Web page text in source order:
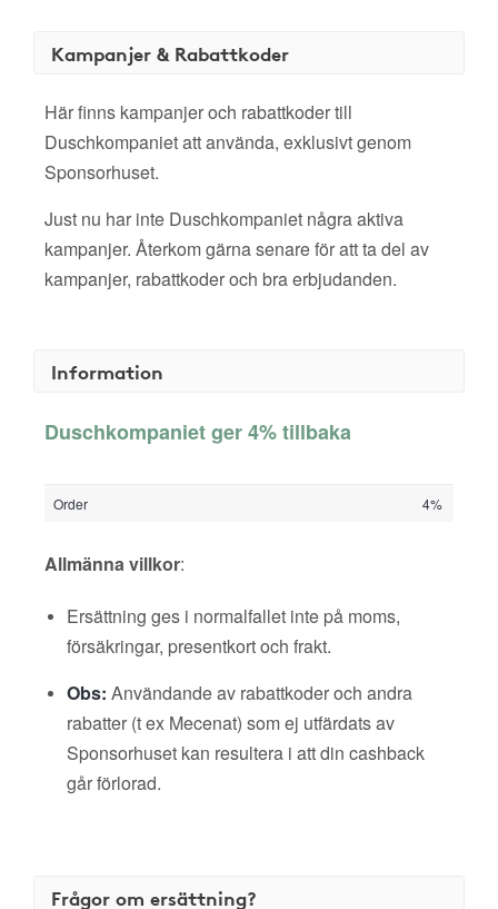
Kampanjer & Rabattkoder
Här finns kampanjer och rabattkoder till
Duschkompaniet att använda, exklusivt genom
Sponsorhuset.
Just nu har inte Duschkompaniet några aktiva
kampanjer. Återkom gärna senare för att ta del av
kampanjer, rabattkoder och bra erbjudanden.
Information
Duschkompaniet ger 4% tillbaka
Order 4%
Allmänna villkor:
Ersättning ges i normalfallet inte på moms,
försäkringar, presentkort och frakt.
Obs: Användande av rabattkoder och andra
rabatter (t ex Mecenat) som ej utfärdats av
Sponsorhuset kan resultera i att din cashback
går förlorad.
Frågor om ersättning?